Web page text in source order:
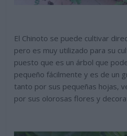
El Chinoto se puede cultivar
pero es muy utilizado para su
puesto que es un árbol que
pequeño fácilmente y es de un
tanto por sus pequeñas hojas,
por sus olorosas flores y